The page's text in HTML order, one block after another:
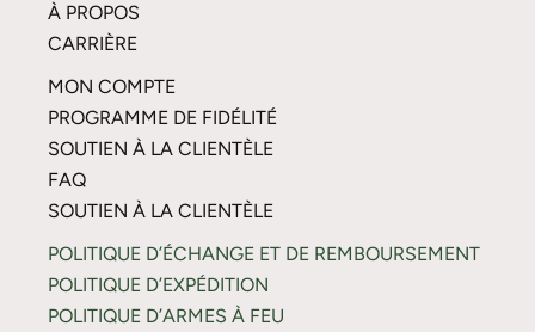
À PROPOS
CARRIÈRE
MON COMPTE
PROGRAMME DE FIDÉLITÉ
SOUTIEN À LA CLIENTÈLE
FAQ
SOUTIEN À LA CLIENTÈLE
POLITIQUE D’ÉCHANGE ET DE REMBOURSEMENT
POLITIQUE D’EXPÉDITION
POLITIQUE D’ARMES À FEU